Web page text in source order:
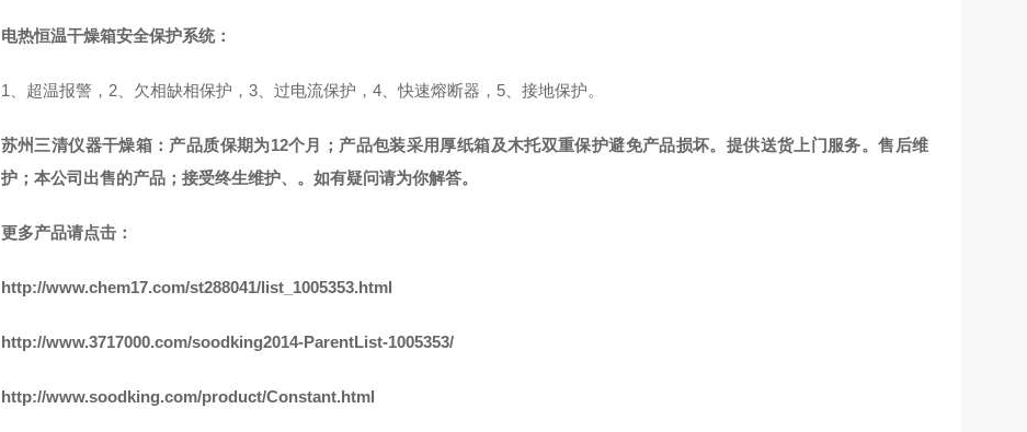
电热恒温干燥箱安全保护系统：
1、超温报警，2、欠相缺相保护，3、过电流保护，4、快速熔断器，5、接地保护。
苏州三清仪器干燥箱：产品质保期为12个月；产品包装采用厚纸箱及木托双重保护避免产品损坏。提供送货上门服务。售后维
护；本公司出售的产品；接受终生维护、。如有疑问请为你解答。
更多产品请点击：
http://www.chem17.com/st288041/list_1005353.html
http://www.3717000.com/soodking2014-ParentList-1005353/
http://www.soodking.com/product/Constant.html